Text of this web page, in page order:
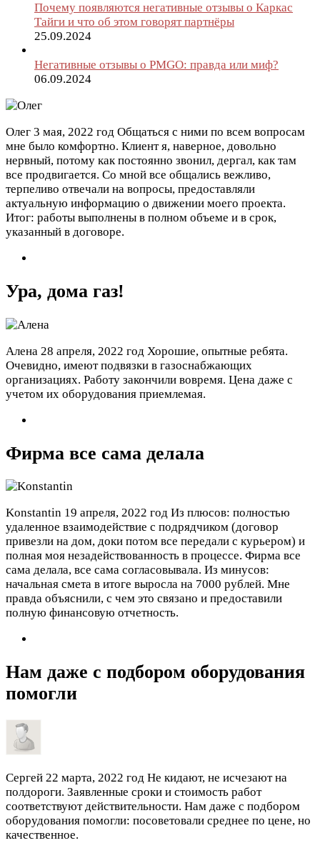
Почему появляются негативные отзывы о Каркас
Тайги и что об этом говорят партнёры
25.09.2024
Негативные отзывы о PMGO: правда или миф?
06.09.2024
Олег 3 мая, 2022 год Общаться с ними по всем вопросам
мне было комфортно. Клиент я, наверное, довольно
нервный, потому как постоянно звонил, дергал, как там
все продвигается. Со мной все общались вежливо,
терпеливо отвечали на вопросы, предоставляли
актуальную информацию о движении моего проекта.
Итог: работы выполнены в полном объеме и в срок,
указанный в договоре.
Ура, дома газ!
Алена 28 апреля, 2022 год Хорошие, опытные ребята.
Очевидно, имеют подвязки в газоснабжающих
организациях. Работу закончили вовремя. Цена даже с
учетом их оборудования приемлемая.
Фирма все сама делала
Konstantin 19 апреля, 2022 год Из плюсов: полностью
удаленное взаимодействие с подрядчиком (договор
привезли на дом, доки потом все передали с курьером) и
полная моя незадействованность в процессе. Фирма все
сама делала, все сама согласовывала. Из минусов:
начальная смета в итоге выросла на 7000 рублей. Мне
правда объяснили, с чем это связано и предоставили
полную финансовую отчетность.
Нам даже с подбором оборудования
помогли
Сергей 22 марта, 2022 год Не кидают, не исчезают на
полдороги. Заявленные сроки и стоимость работ
соответствуют действительности. Нам даже с подбором
оборудования помогли: посоветовали среднее по цене, но
качественное.